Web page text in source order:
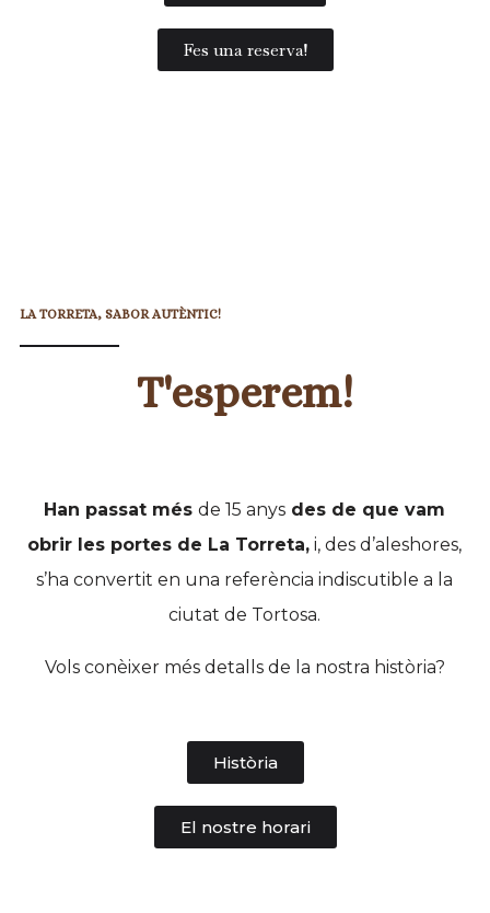
Fes una reserva!
LA TORRETA, SABOR AUTÈNTIC!
T'esperem!
Han passat mésde 15 anys des de que vam
obrir les portes de La Torreta, i, des d’aleshores,
s’ha convertit en una referència indiscutible a la
ciutat de Tortosa.
Vols conèixer més detalls de la nostra història?
Història
El nostre horari